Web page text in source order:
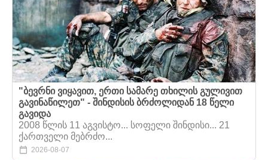
"ბევრნი ვიყავით, ერთი სამარე თხილის გულივით
გავინაწილეთ" - შინდისის ბრძოლიდან 18 წელი
გავიდა
2008 წლის 11 აგვისტო... სოფელი შინდისი... 21
ქართველი მებრძო...
2026-08-07